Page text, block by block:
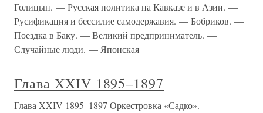
Голицын. — Русская политика на Кавказе и в Азии. —
Русификация и бессилие самодержавия. — Бобриков. —
Поездка в Баку. — Великий предприниматель. —
Случайные люди. — Японская
Глава XXIV 1895–1897
Глава XXIV 1895–1897 Оркестровка «Садко».